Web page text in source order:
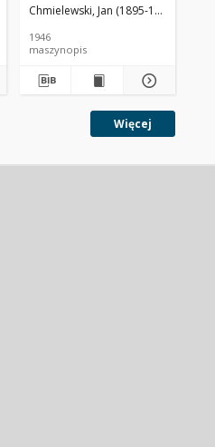
Chmielewski, Jan (1895-1974)
1946
maszynopis
Więcej